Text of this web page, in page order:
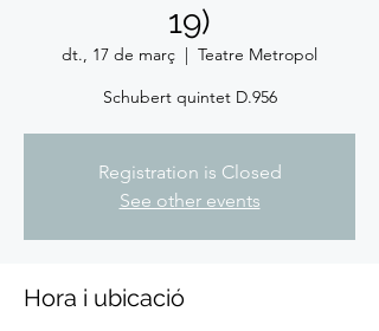
19)
dt., 17 de març
  |
Teatre Metropol
Schubert quintet D.956
Registration is Closed
See other events
Hora i ubicació